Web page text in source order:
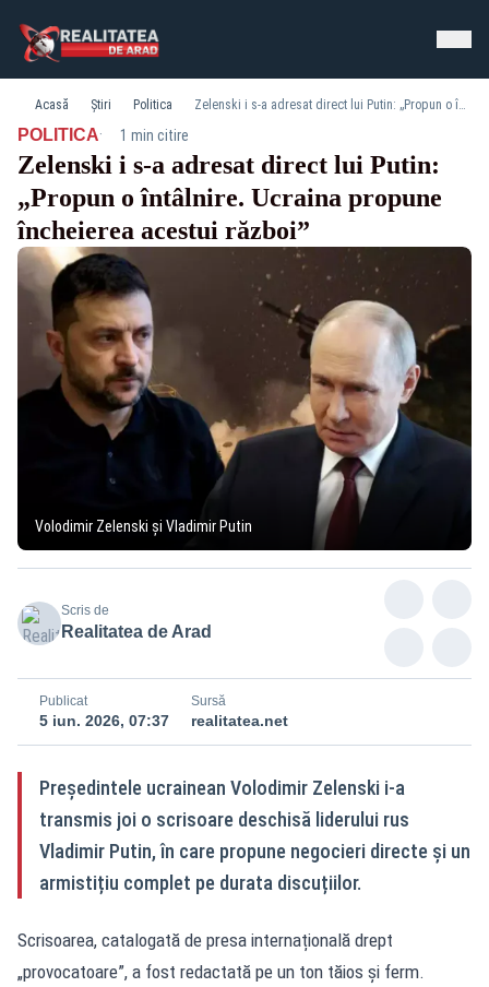
Acasă Știri Politica Zelenski i s-a adresat direct lui Putin: „Propun o întâlnire. Ucraina propune încheierea acestui război”
POLITICA· 1 min citire
Zelenski i s-a adresat direct lui Putin:
„Propun o întâlnire. Ucraina propune
încheierea acestui război”
Volodimir Zelenski și Vladimir Putin
Scris de
Realitatea de Arad
Publicat
5 iun. 2026, 07:37
Sursă
realitatea.net
Președintele ucrainean Volodimir Zelenski i-a
transmis joi o scrisoare deschisă liderului rus
Vladimir Putin, în care propune negocieri directe și un
armistițiu complet pe durata discuțiilor.
Scrisoarea, catalogată de presa internațională drept
„provocatoare”, a fost redactată pe un ton tăios și ferm.